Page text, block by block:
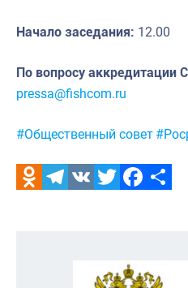
Начало заседания: 12.00
По вопросу аккредитации
pressa@fishcom.ru
Метки:
#Общественный совет